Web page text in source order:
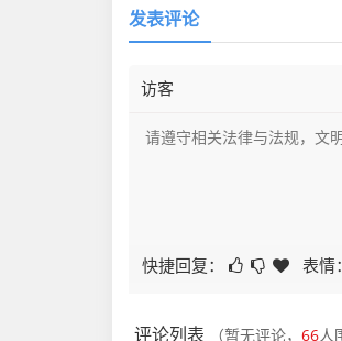
发表评论
快捷回复： 表情：
评论列表 （暂无评论， 66人